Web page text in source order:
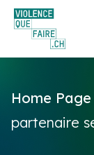
Questions
Navigation
Home Page
partenaire